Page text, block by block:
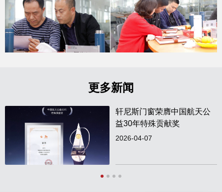
更多新闻
轩尼斯门窗荣膺中国航天公
益30年特殊贡献奖
2026-04-07